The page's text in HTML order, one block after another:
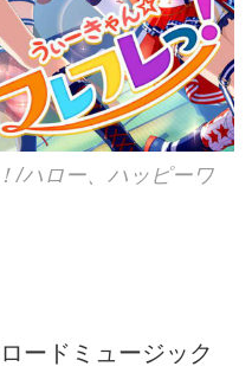
/ハロー、ハッピーワ
ードミュージック